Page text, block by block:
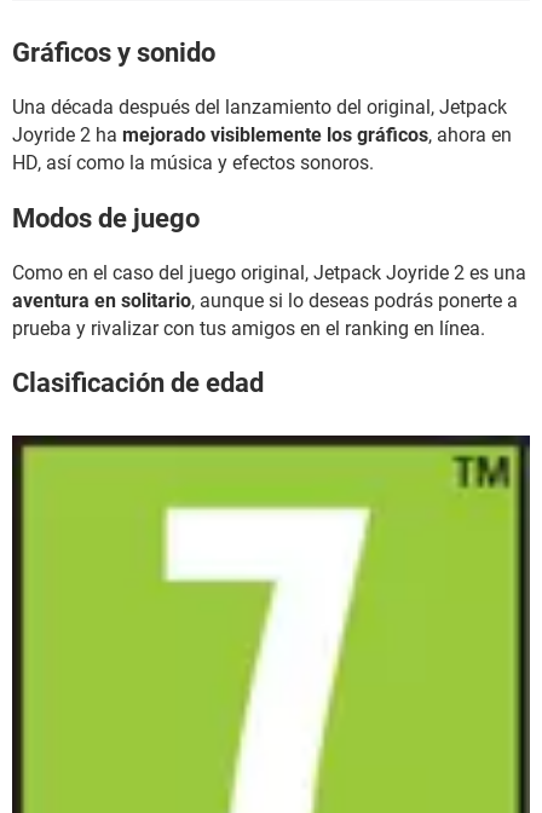
Gráficos y sonido
Una década después del lanzamiento del original, Jetpack
Joyride 2 ha mejorado visiblemente los gráficos, ahora en
HD, así como la música y efectos sonoros.
Modos de juego
Como en el caso del juego original, Jetpack Joyride 2 es una
aventura en solitario, aunque si lo deseas podrás ponerte a
prueba y rivalizar con tus amigos en el ranking en línea.
Clasificación de edad